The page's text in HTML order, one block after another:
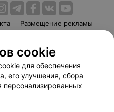
Размещение рекламы
Способы оплаты
Партнеры
103.by
cookie
для обеспечения
его улучшения, сбора
персонализированных